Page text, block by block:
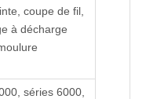
coupe de fil,
à décharge
séries 6000,